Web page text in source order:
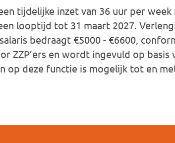
tijdelijke inzet van 36 uur per
looptijd tot 31 maart 2027.
bedraagt €5000 - €6600,
ZZP’ers en wordt ingevuld op
op deze functie is mogelijk tot en